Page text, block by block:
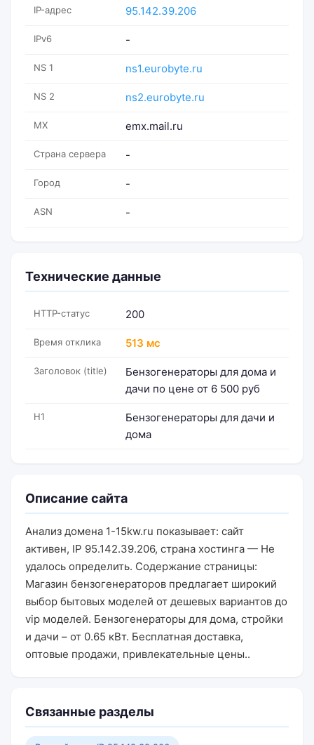
IP-адрес 95.142.39.206
IPv6 -
NS 1 ns1.eurobyte.ru
NS 2 ns2.eurobyte.ru
MX emx.mail.ru
Страна сервера -
Город -
ASN -
Технические данные
HTTP-статус 200
Время отклика 513 мс
Заголовок (title)
Бензогенераторы для дома и
дачи по цене от 6 500 руб
H1
Бензогенераторы для дачи и
дома
Описание сайта
Анализ домена 1-15kw.ru показывает: сайт
активен, IP 95.142.39.206, страна хостинга — Не
удалось определить. Содержание страницы:
Магазин бензогенераторов предлагает широкий
выбор бытовых моделей от дешевых вариантов до
vip моделей. Бензогенераторы для дома, стройки
и дачи – от 0.65 кВт. Бесплатная доставка,
оптовые продажи, привлекательные цены..
Связанные разделы